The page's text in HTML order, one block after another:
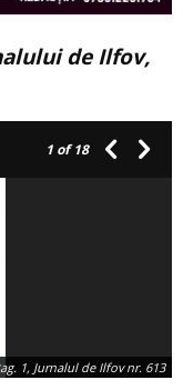
de Ilfov,
1 of 18
1, Jurnalul de Ilfov nr. 613